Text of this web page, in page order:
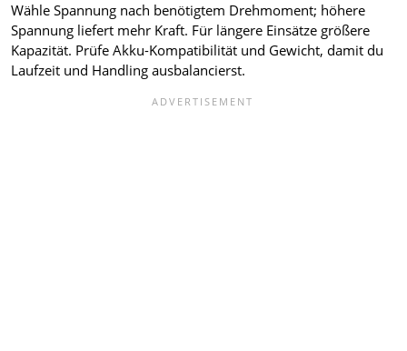
Wähle Spannung nach benötigtem Drehmoment; höhere
Spannung liefert mehr Kraft. Für längere Einsätze größere
Kapazität. Prüfe Akku-Kompatibilität und Gewicht, damit du
Laufzeit und Handling ausbalancierst.